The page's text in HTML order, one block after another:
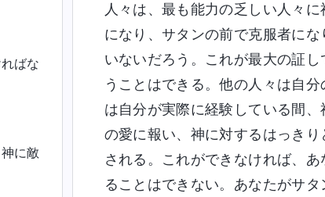
ばな
に敵
人々は、最も能力の乏しい人々
になり、サタンの前で克服者に
いないだろう。これが最大の証
うことはできる。他の人々は自
は自分が実際に経験している間
の愛に報い、神に対するはっき
される。これができなければ、
ることはできない。あなたがサ